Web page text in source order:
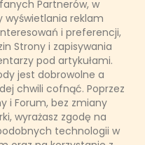
Partnerów, w
wyświetlania reklam
i preferencji,
Strony i zapisywania
pod artykułami.
jest dobrowolne a
chwili cofnąć. Poprzez
i Forum, bez zmiany
wyrażasz zgodę na
technologii w
ubezpieczeń. W
towarzystwa
poinformowania
od konkretnej firmy
tym klienci? Jakie jeszcze
swoją ofertę?